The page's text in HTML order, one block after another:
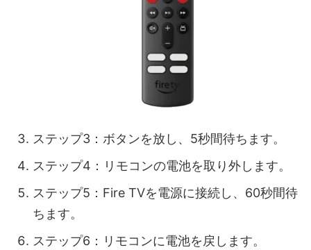
ステップ3：ボタンを放し、5秒間待ちます。
ステップ4：リモコンの電池を取り外します。
ステップ5：Fire TVを電源に接続し、60秒間待
ちます。
ステップ6：リモコンに電池を戻します。